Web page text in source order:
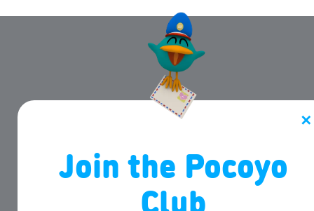
✕
Join the Pocoyo
Club